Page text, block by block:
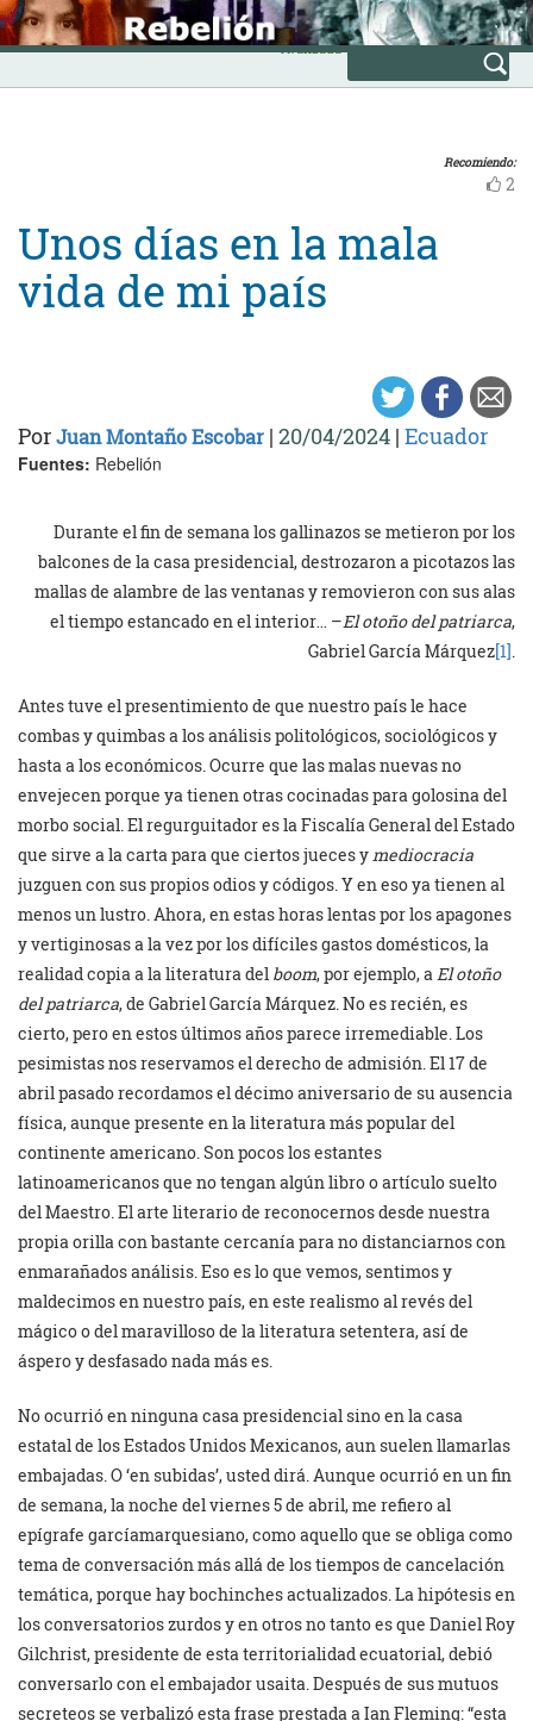
Skip
to
content
INICIO
Avanzada
Recomiendo:
2
Unos días en la mala
vida de mi país
PorJuan Montaño Escobar | 20/04/2024 | Ecuador
Fuentes: Rebelión
Durante el fin de semana los gallinazos se metieron por los
balcones de la casa presidencial, destrozaron a picotazos las
mallas de alambre de las ventanas y removieron con sus alas
el tiempo estancado en el interior… –El otoño del patriarca,
Gabriel García Márquez[1].
Antes tuve el presentimiento de que nuestro país le hace
combas y quimbas a los análisis politológicos, sociológicos y
hasta a los económicos. Ocurre que las malas nuevas no
envejecen porque ya tienen otras cocinadas para golosina del
morbo social. El regurguitador es la Fiscalía General del Estado
que sirve a la carta para que ciertos jueces ymediocracia
juzguen con sus propios odios y códigos. Y en eso ya tienen al
menos un lustro. Ahora, en estas horas lentas por los apagones
y vertiginosas a la vez por los difíciles gastos domésticos, la
realidad copia a la literatura del boom, por ejemplo, aEl otoño
del patriarca, de Gabriel García Márquez. No es recién, es
cierto, pero en estos últimos años parece irremediable. Los
pesimistas nos reservamos el derecho de admisión. El 17 de
abril pasado recordamos el décimo aniversario de su ausencia
física, aunque presente en la literatura más popular del
continente americano. Son pocos los estantes
latinoamericanos que no tengan algún libro o artículo suelto
del Maestro. El arte literario de reconocernos desde nuestra
propia orilla con bastante cercanía para no distanciarnos con
enmarañados análisis. Eso es lo que vemos, sentimos y
maldecimos en nuestro país, en este realismo al revés del
mágico o del maravilloso de la literatura setentera, así de
áspero y desfasado nada más es.
No ocurrió en ninguna casa presidencial sino en la casa
estatal de los Estados Unidos Mexicanos, aun suelen llamarlas
embajadas. O ‘en subidas’, usted dirá. Aunque ocurrió en un fin
de semana, la noche del viernes 5 de abril, me refiero al
epígrafe garcíamarquesiano, como aquello que se obliga como
tema de conversación más allá de los tiempos de cancelación
temática, porque hay bochinches actualizados. La hipótesis en
los conversatorios zurdos y en otros no tanto es que Daniel Roy
Gilchrist, presidente de esta territorialidad ecuatorial, debió
conversarlo con el embajador usaita. Después de sus mutuos
secreteos se verbalizó esta frase prestada a Ian Fleming: “esta